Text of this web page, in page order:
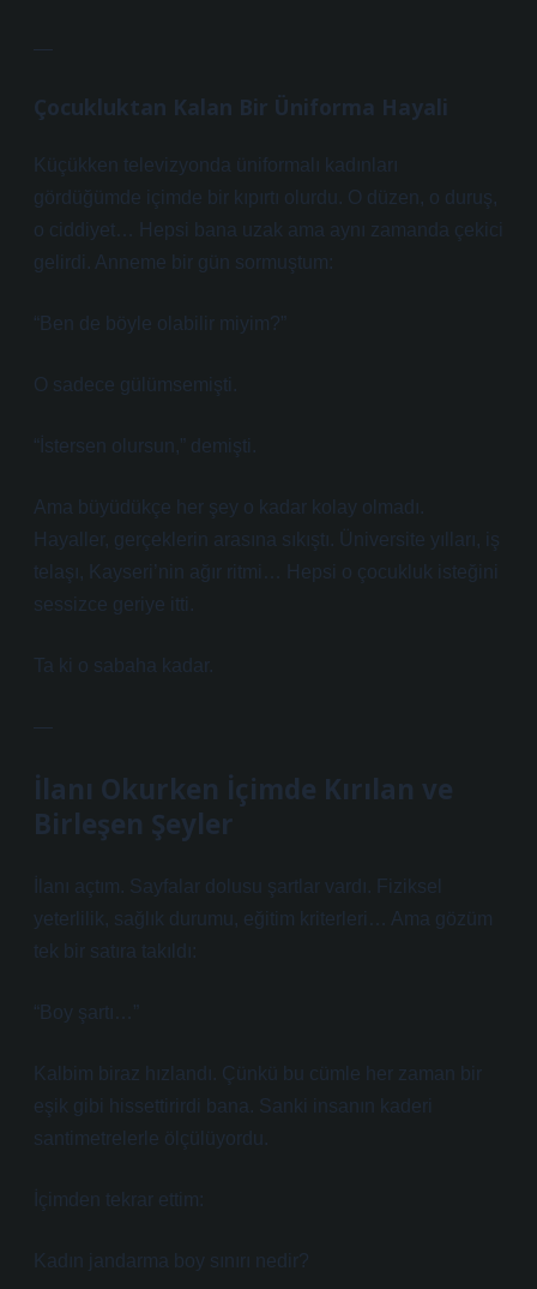
—
Çocukluktan Kalan Bir Üniforma Hayali
Küçükken televizyonda üniformalı kadınları
gördüğümde içimde bir kıpırtı olurdu. O düzen, o duruş,
o ciddiyet… Hepsi bana uzak ama aynı zamanda çekici
gelirdi. Anneme bir gün sormuştum:
“Ben de böyle olabilir miyim?”
O sadece gülümsemişti.
“İstersen olursun,” demişti.
Ama büyüdükçe her şey o kadar kolay olmadı.
Hayaller, gerçeklerin arasına sıkıştı. Üniversite yılları, iş
telaşı, Kayseri’nin ağır ritmi… Hepsi o çocukluk isteğini
sessizce geriye itti.
Ta ki o sabaha kadar.
—
İlanı Okurken İçimde Kırılan ve
Birleşen Şeyler
İlanı açtım. Sayfalar dolusu şartlar vardı. Fiziksel
yeterlilik, sağlık durumu, eğitim kriterleri… Ama gözüm
tek bir satıra takıldı:
“Boy şartı…”
Kalbim biraz hızlandı. Çünkü bu cümle her zaman bir
eşik gibi hissettirirdi bana. Sanki insanın kaderi
santimetrelerle ölçülüyordu.
İçimden tekrar ettim:
Kadın jandarma boy sınırı nedir?